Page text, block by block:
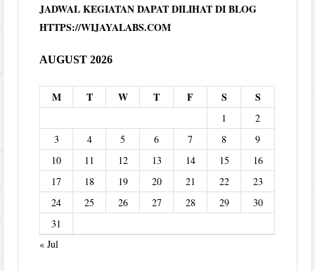
JADWAL KEGIATAN DAPAT DILIHAT DI BLOG
HTTPS://WIJAYALABS.COM
AUGUST 2026
M T W T F S S
1
2
3
4 5 6 7 8
9
10
11 12 13 14 15
16
17
18 19 20 21 22
23
24
25 26 27 28 29
30
31
« Jul